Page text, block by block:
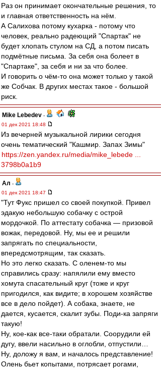
Раз он принимает окончательные решения, то
и главная ответственность на нём.
А Салихова потому кухарка - потому что
человек, реально радеющий "Спартак" не
будет хлопать стулом на СД, а потом писать
подмётные письма. За себя она болеет в
"Спартаке", за себя и ни за что более.
И говорить о чём-то она может только у такой
же Собчак. В других местах такое - большой
риск.
Mike Lebedev -
01 дек 2021 18:48
Из вечерней музыкальной лирики сегодня
очень тематический "Кашмир. Запах Зимы"
https://zen.yandex.ru/media/mike_lebede ...
3798b0a1b9
Ал -
01 дек 2021 18:47
"Тут Фукс пришел со своей покупкой. Привел
эдакую небольшую собачку с острой
мордочкой. По аттестату собачка — призовой
вожак, передовой. Ну, мы ее и решили
запрягать по специальности,
впередсмотрящим, так сказать.
Но это легко сказать. С оленем-то мы
справились сразу: напялили ему вместо
хомута спасательный круг (тоже и круг
пригодился, как видите; в хорошем хозяйстве
все в дело пойдет). А собака, знаете, не
дается, кусается, скалит зубы. Поди-ка запряги
такую!
Ну, кое-как все-таки обратали. Соорудили ей
дугу, ввели насильно в оглобли, отпустили…
Ну, доложу я вам, и началось представление!
Олень бьет копытами, потрясает рогами,